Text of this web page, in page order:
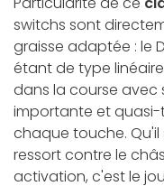
switchs sont
graisse adaptée : le
étant de type
dans la course
importante et
chaque touche.
ressort contre le
activation, c'est le